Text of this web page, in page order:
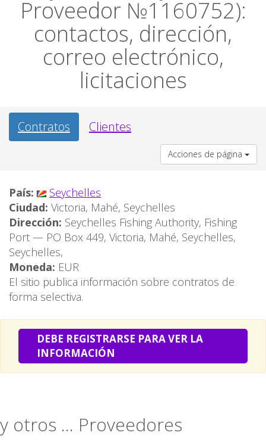
Proveedor №1160752):
contactos, dirección,
correo electrónico,
licitaciones
Contratos Clientes
Acciones de página
País:
Seychelles
Ciudad: Victoria, Mahé, Seychelles
Dirección: Seychelles Fishing Authority, Fishing
Port — PO Box 449, Victoria, Mahé, Seychelles,
Seychelles,
Moneda: EUR
El sitio publica información sobre contratos de
forma selectiva.
DEBE REGISTRARSE PARA VER LA
INFORMACIÓN
y otros ... Proveedores